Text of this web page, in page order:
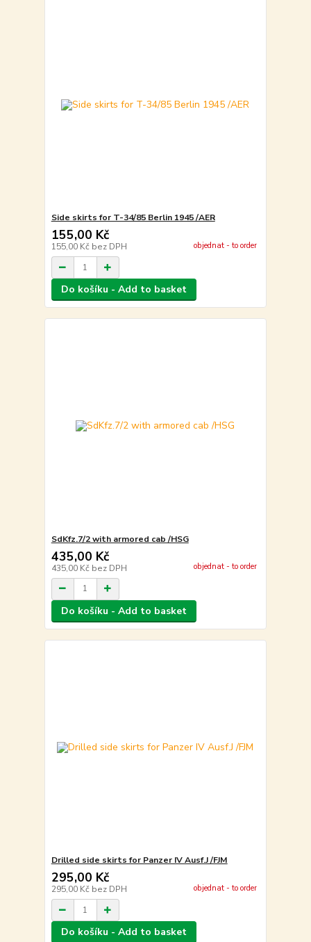
Side skirts for T-34/85 Berlin 1945 /AER
155,00 Kč
155,00 Kč bez DPH objednat - to order
Do košíku - Add to basket
SdKfz.7/2 with armored cab /HSG
435,00 Kč
435,00 Kč bez DPH objednat - to order
Do košíku - Add to basket
Drilled side skirts for Panzer IV Ausf.J /FJM
295,00 Kč
295,00 Kč bez DPH objednat - to order
Do košíku - Add to basket